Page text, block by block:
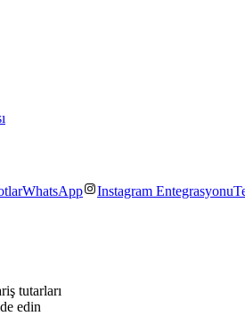
WhatsApp Instagram Entegrasyonu
tutarları
edin